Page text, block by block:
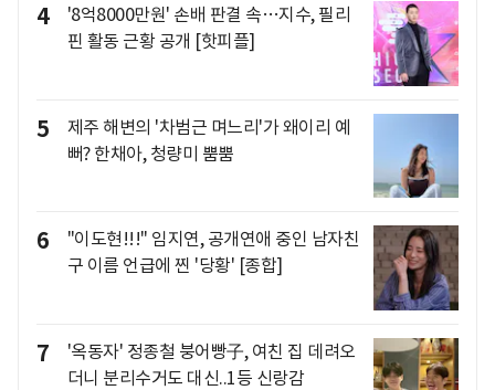
4
'8억8000만원' 손배 판결 속…지수, 필리
핀 활동 근황 공개 [핫피플]
5
제주 해변의 '차범근 며느리'가 왜이리 예
뻐? 한채아, 청량미 뿜뿜
6
"이도현!!!" 임지연, 공개연애 중인 남자친
구 이름 언급에 찐 '당황' [종합]
7
'옥동자' 정종철 붕어빵子, 여친 집 데려오
더니 분리수거도 대신..1등 신랑감